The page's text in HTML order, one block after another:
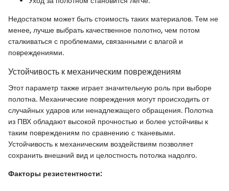
Недостатком может быть стоимость таких материалов. Тем не
менее, лучше выбрать качественное полотно, чем потом
сталкиваться с проблемами, связанными с влагой и
повреждениями.
Устойчивость к механическим повреждениям
Этот параметр также играет значительную роль при выборе
полотна. Механические повреждения могут происходить от
случайных ударов или ненадлежащего обращения. Полотна
из ПВХ обладают высокой прочностью и более устойчивы к
таким повреждениям по сравнению с тканевыми.
Устойчивость к механическим воздействиям позволяет
сохранить внешний вид и целостность потолка надолго.
Факторы резистентности: